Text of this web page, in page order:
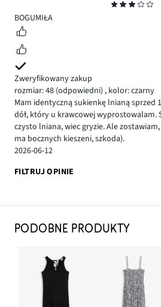
3
BOGUMIŁA
Zweryfikowany zakup
rozmiar: 48 (odpowiedni) , kolor: czarny
Mam identyczną sukienkę lnianą sprzed
dół, który u krawcowej wyprostowalam.
czysto lniana, wiec gryzie. Ale
ma bocznych kieszeni, szkoda).
2026-06-12
FILTRUJ OPINIE
PODOBNE PRODUKTY